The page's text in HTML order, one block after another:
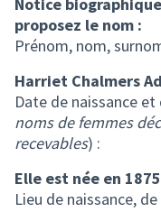
proposez le nom :
Prénom, nom,
Harriet Chalmers
Date de naissance
noms de femmes
recevables) :
Elle est née en
Lieu de naissance,